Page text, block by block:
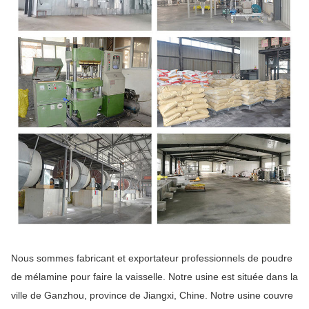
Nous sommes fabricant et exportateur professionnels de poudre
de mélamine pour faire la vaisselle. Notre usine est située dans la
ville de Ganzhou, province de Jiangxi, Chine. Notre usine couvre